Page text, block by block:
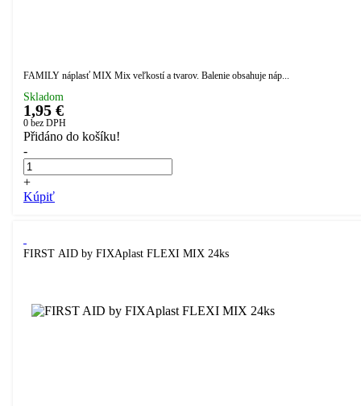
FAMILY náplasť MIX Mix veľkostí a tvarov. Balenie obsahuje náp...
Skladom
1,95 €
0 bez DPH
Přidáno do košíku!
-
+
Kúpiť
FIRST AID by FIXAplast FLEXI MIX 24ks